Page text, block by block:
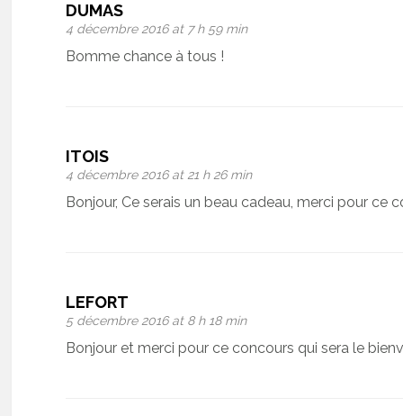
DUMAS
4 décembre 2016 at 7 h 59 min
Bomme chance à tous !
ITOIS
4 décembre 2016 at 21 h 26 min
Bonjour, Ce serais un beau cadeau, merci pour ce
LEFORT
5 décembre 2016 at 8 h 18 min
Bonjour et merci pour ce concours qui sera le